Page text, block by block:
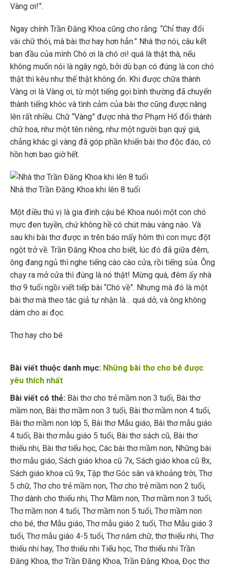
Vàng ơi!”.
Ngay chính Trần Đăng Khoa cũng cho rằng: “Chỉ thay đổi
vài chữ thôi, mà bài thơ hay hơn hẳn.” Nhà thơ nói, câu kết
ban đầu của mình Chó ơi là chó ơi! quá là thật thà, nếu
không muốn nói là ngây ngô, bởi dù bạn có đúng là con chó
thật thì kêu như thế thật không ổn. Khi được chữa thành
Vàng ơi là Vàng ơi, từ một tiếng gọi bình thường đã chuyển
thành tiếng khóc và tình cảm của bài thơ cũng được nâng
lên rất nhiều. Chữ “Vàng” được nhà thơ Phạm Hổ đổi thành
chữ hoa, như một tên riêng, như một người bạn quý giá,
chẳng khác gì vàng đã góp phần khiến bài thơ độc đáo, có
hồn hơn bao giờ hết.
Nhà thơ Trần Đăng Khoa khi lên 8 tuổi
Một điều thú vị là gia đình cậu bé Khoa nuôi một con chó
mực đen tuyền, chứ không hề có chút màu vàng nào. Và
sau khi bài thơ được in trên báo mấy hôm thì con mực đột
ngột trở về. Trần Đăng Khoa cho biết, lúc đó đã giữa đêm,
ông đang ngủ thì nghe tiếng cào cào cửa, rồi tiếng sủa. Ông
chạy ra mở cửa thì đúng là nó thật! Mừng quá, đêm ấy nhà
thơ 9 tuổi ngồi viết tiếp bài “Chó về”. Nhưng mà đó là một
bài thơ mà theo tác giả tự nhận là… quá dở, và ông không
dám cho ai đọc.
Thơ hay cho bé
Bài viết thuộc danh mục: Những bài thơ cho bé được
yêu thích nhất
Bài viết có thẻ: Bài thơ cho trẻ mầm non 3 tuổi, Bài thơ
mầm non, Bài thơ mầm non 3 tuổi, Bài thơ mầm non 4 tuổi,
Bài thơ mầm non lớp 5, Bài thơ Mẫu giáo, Bài thơ mẫu giáo
4 tuổi, Bài thơ mẫu giáo 5 tuổi, Bài thơ sách cũ, Bài thơ
thiếu nhi, Bài thơ tiểu học, Các bài thơ mầm non, Những bài
thơ mẫu giáo, Sách giáo khoa cũ 7x, Sách giáo khoa cũ 8x,
Sách giáo khoa cũ 9x, Tập thơ Góc sân và khoảng trời, Thơ
5 chữ, Thơ cho trẻ mầm non, Thơ cho trẻ mầm non 2 tuổi,
Thơ dành cho thiếu nhi, Thơ Mầm non, Thơ mầm non 3 tuổi,
Thơ mầm non 4 tuổi, Thơ mầm non 5 tuổi, Thơ mầm non
cho bé, thơ Mẫu giáo, Thơ mẫu giáo 2 tuổi, Thơ Mẫu giáo 3
tuổi, Thơ mẫu giáo 4-5 tuổi, Thơ năm chữ, thơ thiếu nhi, Thơ
thiếu nhi hay, Thơ thiếu nhi Tiểu học, Thơ thiếu nhi Trần
Đăng Khoa, thơ Trần Đăng Khoa, Trần Đăng Khoa, Đọc thơ